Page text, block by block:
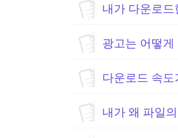
내가 다운로
광고는 어떻게
다운로드 속
내가 왜 파일